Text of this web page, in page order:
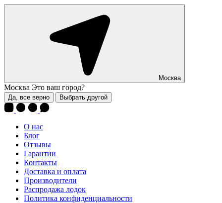
Москва
Москва Это ваш город?
Да, все верно Выбрать другой
О нас
Блог
Отзывы
Гарантии
Контакты
Доставка и оплата
Производители
Распродажа лодок
Политика конфиденциальности